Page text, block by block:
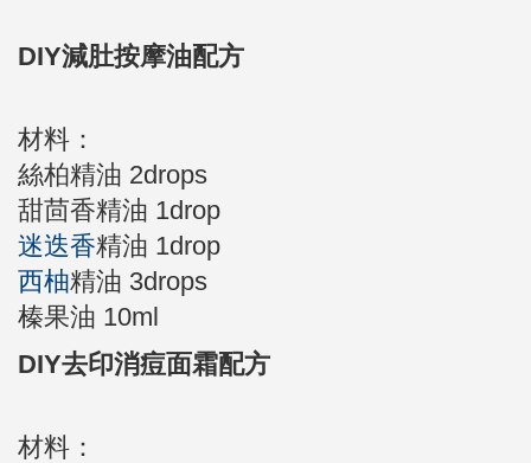
DIY減肚按摩油配方
材料：
絲柏精油 2drops
甜茴香精油 1drop
迷迭香精油 1drop
西柚精油 3drops
榛果油 10ml
DIY去印消痘面霜配方
材料：